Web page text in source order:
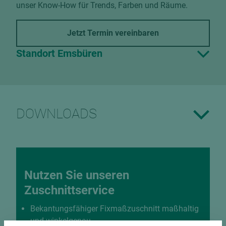
unser Know-How für Trends, Farben und Räume.
Jetzt Termin vereinbaren
Standort Emsbüren
DOWNLOADS
Nutzen Sie unseren
Zuschnittservice
Bekantungsfähiger Fixmaßzuschnitt maßhaltig
und winkelgenau